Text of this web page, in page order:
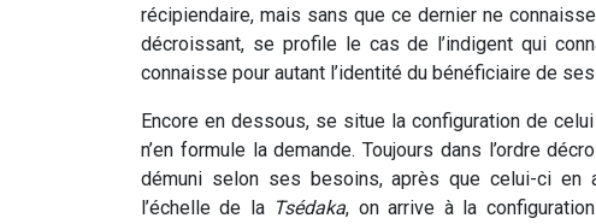
récipiendaire, mais sans que ce dernier ne
décroissant, se profile le cas de l’indigent qui
connaisse pour autant l’identité du bénéficiaire de
Encore en dessous, se situe la configuration de
n’en formule la demande. Toujours dans l’ordre
démuni selon ses besoins, après que celui-ci en
l’échelle de la Tsédaka, on arrive à la